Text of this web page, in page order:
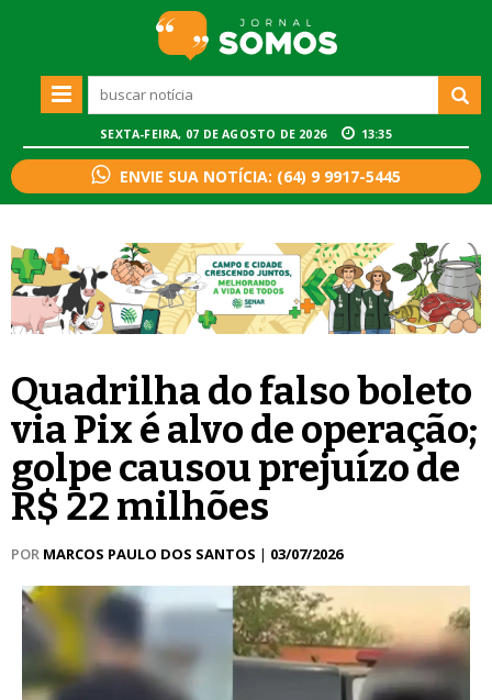
SEXTA-FEIRA, 07 DE AGOSTO DE 2026 13:35
ENVIE SUA NOTÍCIA: (64) 9 9917-5445
Quadrilha do falso boleto
via Pix é alvo de operação;
golpe causou prejuízo de
R$ 22 milhões
POR MARCOS PAULO DOS SANTOS | 03/07/2026